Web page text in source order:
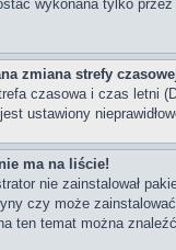
wykonana tylko
zmiana strefy
czasowa i czas letni
ustawiony
ma na liście!
nie zainstalował
czy może
ten temat można